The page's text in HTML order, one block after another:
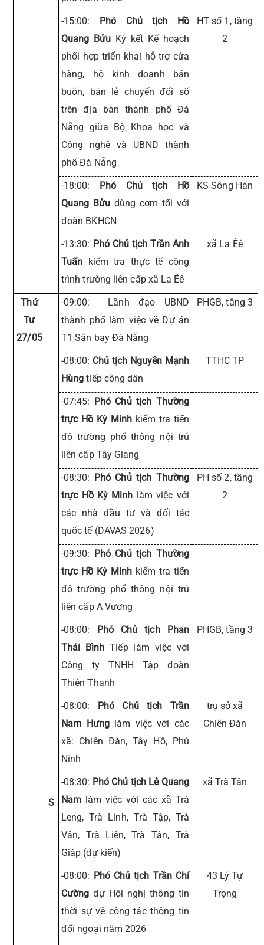
-15:00: Phó Chủ tịch Hồ
Quang Bửu Ký kết Kế hoạch
phối hợp triển khai hỗ trợ cửa
hàng, hộ kinh doanh bán
buôn, bán lẻ chuyển đổi số
trên địa bàn thành phố Đà
Nẵng giữa Bộ Khoa học và
Công nghệ và UBND thành
phố Đà Nẵng
HT số 1, tầng
2
-18:00: Phó Chủ tịch Hồ
Quang Bửu dùng cơm tối với
đoàn BKHCN
KS Sông Hàn
-13:30: Phó Chủ tịch Trần Anh
Tuấn kiểm tra thực tế công
trình trường liên cấp xã La Êê
xã La Êê
Thứ
Tư
27/05
S
-09:00: Lãnh đạo UBND
thành phố làm việc về Dự án
T1 Sân bay Đà Nẵng
PHGB, tầng 3
-08:00: Chủ tịch Nguyễn Mạnh
Hùng tiếp công dân
TTHC TP
-07:45: Phó Chủ tịch Thường
trực Hồ Kỳ Minh kiểm tra tiến
độ trường phổ thông nội trú
liên cấp Tây Giang
-08:30: Phó Chủ tịch Thường
trực Hồ Kỳ Minh làm việc với
các nhà đầu tư và đối tác
quốc tế (DAVAS 2026)
PH số 2, tầng
2
-09:30: Phó Chủ tịch Thường
trực Hồ Kỳ Minh kiểm tra tiến
độ trường phổ thông nội trú
liên cấp A Vương
-08:00: Phó Chủ tịch Phan
Thái Bình Tiếp làm việc với
Công ty TNHH Tập đoàn
Thiên Thanh
PHGB, tầng 3
-08:00: Phó Chủ tịch Trần
Nam Hưnglàm việc với các
xã: Chiên Đàn, Tây Hồ, Phú
Ninh
trụ sở xã
Chiên Đàn
-08:30: Phó Chủ tịch Lê Quang
Nam làm việc với các xã Trà
Leng, Trà Linh, Trà Tập, Trà
Vân, Trà Liên, Trà Tân, Trà
Giáp (dự kiến)
xã Trà Tân
-08:00: Phó Chủ tịch Trần Chí
Cường dự Hội nghị thông tin
thời sự về công tác thông tin
đối ngoại năm 2026
43 Lý Tự
Trọng